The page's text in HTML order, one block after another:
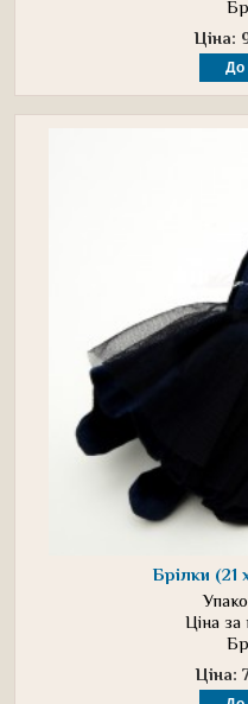
Ціна:
Брілки (21
Ціна
Ціна: